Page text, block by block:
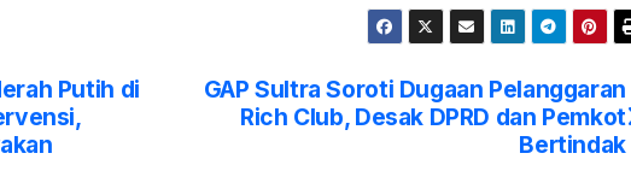
GAP Sultra Soroti Dugaan Pelanggaran
Rich Club, Desak DPRD dan Pemkot
Bertindak
Putih di